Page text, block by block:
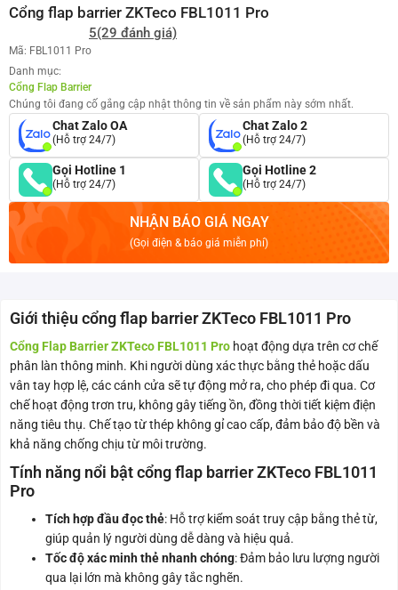
Cổng flap barrier ZKTeco FBL1011 Pro
5(29 đánh giá)
Mã: FBL1011 Pro
Danh mục:
Cổng Flap Barrier
Chúng tôi đang cố gắng cập nhật thông tin về sản phẩm này sớm nhất.
Chat Zalo OA
(Hỗ trợ 24/7)
Chat Zalo 2
(Hỗ trợ 24/7)
Gọi Hotline 1
(Hỗ trợ 24/7)
Gọi Hotline 2
(Hỗ trợ 24/7)
NHẬN BÁO GIÁ NGAY
(Gọi điện & báo giá miễn phí)
Giới thiệu cổng flap barrier ZKTeco FBL1011 Pro
Cổng Flap Barrier ZKTeco FBL1011 Pro hoạt động dựa trên cơ chế
phân làn thông minh. Khi người dùng xác thực bằng thẻ hoặc dấu
vân tay hợp lệ, các cánh cửa sẽ tự động mở ra, cho phép đi qua. Cơ
chế hoạt động trơn tru, không gây tiếng ồn, đồng thời tiết kiệm điện
năng tiêu thụ. Chế tạo từ thép không gỉ cao cấp, đảm bảo độ bền và
khả năng chống chịu từ môi trường.
Tính năng nổi bật cổng flap barrier ZKTeco FBL1011
Pro
Tích hợp đầu đọc thẻ: Hỗ trợ kiểm soát truy cập bằng thẻ từ,
giúp quản lý người dùng dễ dàng và hiệu quả.
Tốc độ xác minh thẻ nhanh chóng: Đảm bảo lưu lượng người
qua lại lớn mà không gây tắc nghẽn.